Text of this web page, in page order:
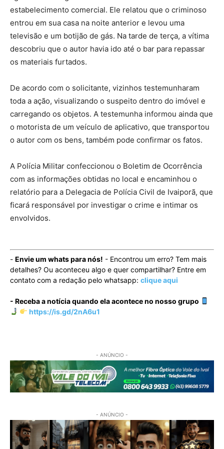
estabelecimento comercial. Ele relatou que o criminoso
entrou em sua casa na noite anterior e levou uma
televisão e um botijão de gás. Na tarde de terça, a vítima
descobriu que o autor havia ido até o bar para repassar
os materiais furtados.
De acordo com o solicitante, vizinhos testemunharam
toda a ação, visualizando o suspeito dentro do imóvel e
carregando os objetos. A testemunha informou ainda que
o motorista de um veículo de aplicativo, que transportou
o autor com os bens, também pode confirmar os fatos.
A Polícia Militar confeccionou o Boletim de Ocorrência
com as informações obtidas no local e encaminhou o
relatório para a Delegacia de Polícia Civil de Ivaiporã, que
ficará responsável por investigar o crime e intimar os
envolvidos.
- Envie um whats para nós! - Encontrou um erro? Tem mais
detalhes? Ou aconteceu algo e quer compartilhar? Entre em
contato com a redação pelo whatsapp: clique aqui
- Receba a notícia quando ela acontece no nosso grupo
https://is.gd/2nA6u1
- ANÚNCIO -
- ANÚNCIO -